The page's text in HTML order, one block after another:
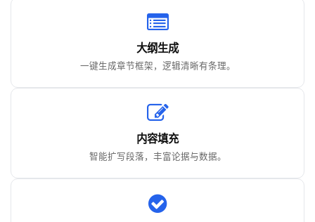
大纲生成
一键生成章节框架，逻辑清晰有条理。
内容填充
智能扩写段落，丰富论据与数据。